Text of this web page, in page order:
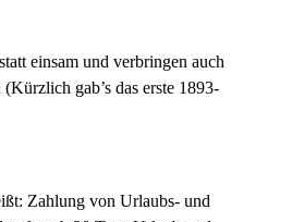
einsam und verbringen auch
gab’s das erste 1893-
Zahlung von Urlaubs- und